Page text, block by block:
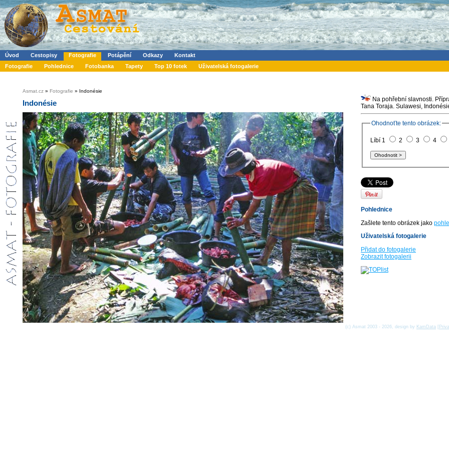
Úvod Cestopisy Fotografie Potápění Odkazy
Kontakt
Fotografie
Pohlednice Fotobanka Tapety Top 10 fotek Uživatelská fotogalerie
Asmat.cz » Fotografie » Indonésie
Indonésie
Na pohřební slavnosti.
Tana Toraja. Sulawesi,
Ohodnoťte tento obrázek:
Líbí 1 2 3 4
Pohlednice
Zašlete tento obrázek jako
Uživatelská fotogalerie
Přidat do fotogalerie
Zobrazit fotogalerii
(c) Asmat 2003 - 2026, design by KamData